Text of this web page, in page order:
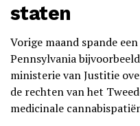
staten
Vorige maand spande
Pennsylvania
ministerie van Justitie
de rechten van het
medicinale